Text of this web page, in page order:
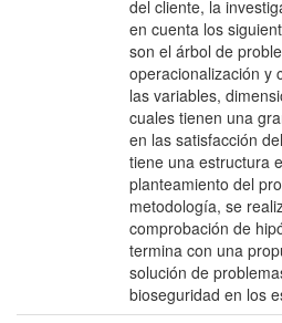
del cliente, la
en cuenta los
son el árbol de
operacionalización y
las variables,
cuales tienen una
en las satisfacción
tiene una estructura
planteamiento del
metodología, se
comprobación de
termina con una
solución de
bioseguridad en los